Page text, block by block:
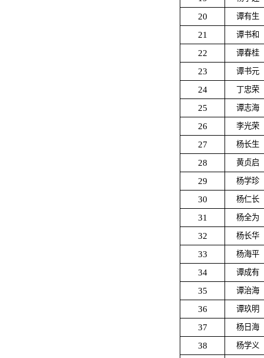
20 谭有生
21 谭书和
22 谭春桂
23 谭书元
24 丁忠荣
25 谭志海
26 李光荣
27 杨长生
28 黄贞启
29 杨学珍
30 杨仁长
31 杨全为
32 杨长华
33 杨海平
34 谭成有
35 谭治海
36 谭玖明
37 杨日海
38 杨学义